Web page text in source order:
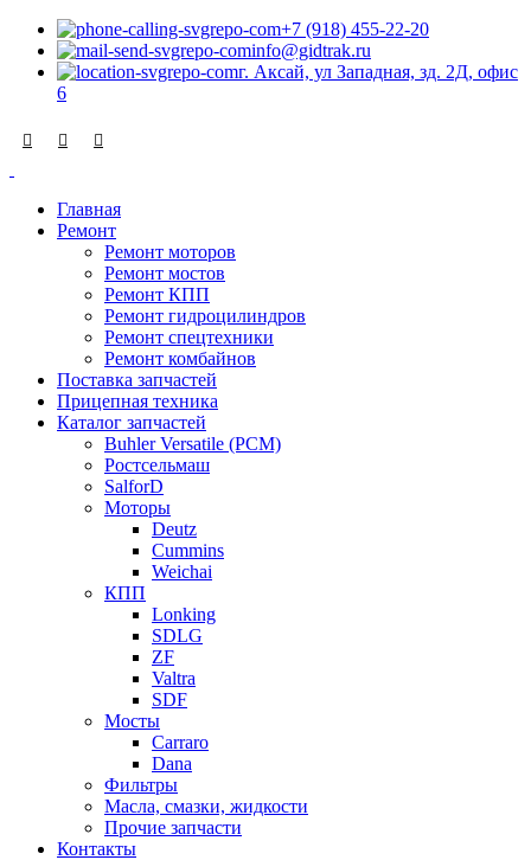
+7 (918) 455-22-20
info@gidtrak.ru
г. Аксай, ул Западная, зд. 2Д, офис
6
Главная
Ремонт
Ремонт моторов
Ремонт мостов
Ремонт КПП
Ремонт гидроцилиндров
Ремонт спецтехники
Ремонт комбайнов
Поставка запчастей
Прицепная техника
Каталог запчастей
Buhler Versatile (РСМ)
Ростсельмаш
SalforD
Моторы
Deutz
Cummins
Weichai
КПП
Lonking
SDLG
ZF
Valtra
SDF
Мосты
Carraro
Dana
Фильтры
Масла, смазки, жидкости
Прочие запчасти
Контакты